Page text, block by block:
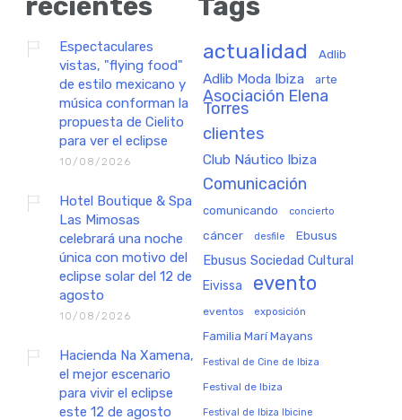
Espectaculares
vistas, "flying food"
de estilo mexicano y
música conforman la
propuesta de Cielito
para ver el eclipse
10/08/2026
Hotel Boutique & Spa
Las Mimosas
celebrará una noche
única con motivo del
eclipse solar del 12 de
agosto
10/08/2026
Hacienda Na Xamena,
el mejor escenario
para vivir el eclipse
este 12 de agosto
actualidad Adlib
Adlib Moda Ibiza arte
Asociación Elena
Torres
clientes
Club Náutico Ibiza
Comunicación
comunicando concierto
cáncer desfile Ebusus
Ebusus Sociedad Cultural
Eivissa evento
eventos exposición
Familia Marí Mayans
Festival de Cine de Ibiza
Festival de Ibiza
Festival de Ibiza Ibicine